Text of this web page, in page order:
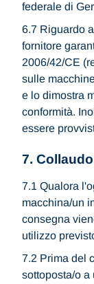
federale di
6.7 Riguardo
fornitore
2006/42/CE
sulle
e lo dimostra
conformità.
essere
7.
7.1 Qualora
macchina/un
consegna
utilizzo
7.2 Prima del
sottoposta/o a